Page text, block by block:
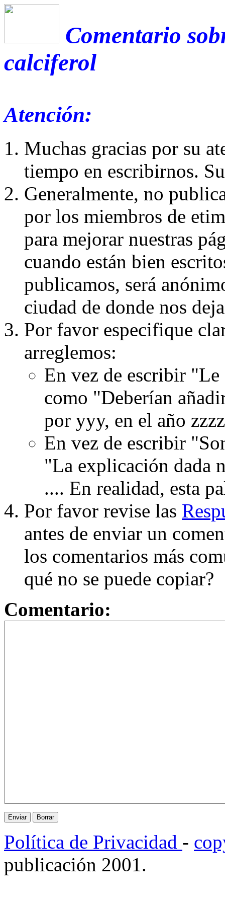
Comentario
calciferol
Atención:
Muchas gracias por su
tiempo en escribirnos.
Generalmente, no
por los miembros de
para mejorar nuestras
cuando están bien
publicamos, será
ciudad de donde nos
Por favor especifique
arreglemos:
En vez de escribir
como "Deberían
por yyy, en el año
En vez de escribir
"La explicación dada
.... En realidad, esta
Por favor revise las
antes de enviar un
los comentarios más
qué no se puede copiar?
Comentario:
Política de Privacidad -
publicación 2001.